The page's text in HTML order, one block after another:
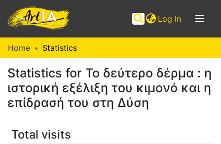
Log In (current)
Communities
&
Collections
Browse ArtIA
Home Statistics
Statistics for Το δεύτερο δέρμα : η
ιστορική εξέλιξη του κιμονό και η
επίδρασή του στη Δύση
Total visits